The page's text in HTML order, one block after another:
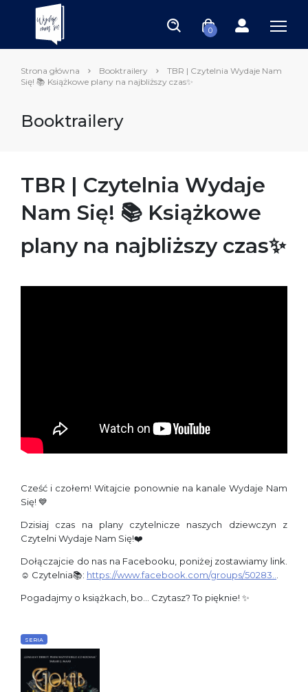
0
Strona główna Booktrailery
TBR | Czytelnia Wydaje Nam
Się! 📚 Książkowe plany na najbliższy czas✨
Booktrailery
TBR | Czytelnia Wydaje
Nam Się! 📚 Książkowe
plany na najbliższy czas✨
Cześć i czołem! Witajcie ponownie na kanale Wydaje Nam
Się! 💙
Dzisiaj czas na plany czytelnicze naszych dziewczyn z
Czytelni Wydaje Nam Się!❤️
Dołączajcie do nas na Facebooku, poniżej zostawiamy link.
☺️ Czytelnia📚: https://www.facebook.com/groups/50283...
Pogadajmy o książkach, bo… Czytasz? To pięknie! ✨
SERIA